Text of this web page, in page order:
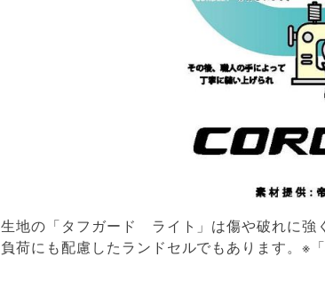
生地の「タフガード ライト」は傷や破れに強
負荷にも配慮したランドセルでもあります。※